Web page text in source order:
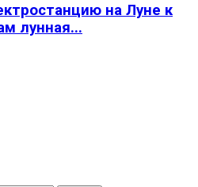
на Луне к
лунная...